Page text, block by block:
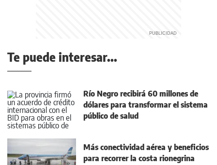
Te puede interesar...
Río Negro recibirá 60 millones de
dólares para transformar el sistema
público de salud
Más conectividad aérea y beneficios
para recorrer la costa rionegrina